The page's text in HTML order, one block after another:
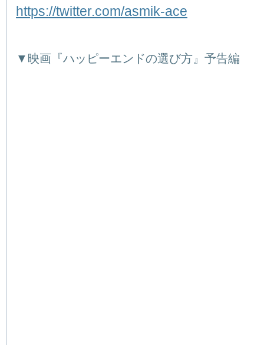
https://twitter.com/asmik-ace
▼映画『ハッピーエンドの選び方』予告編